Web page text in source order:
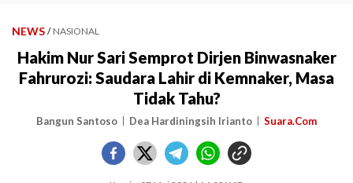
NEWS / NASIONAL
Hakim Nur Sari Semprot Dirjen Binwasnaker
Fahrurozi: Saudara Lahir di Kemnaker, Masa
Tidak Tahu?
Bangun Santoso Dea Hardiningsih Irianto Suara.Com